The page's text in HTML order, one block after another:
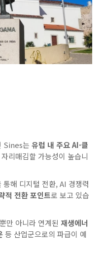
Sines는 유럽 내 주요 AI·클
리매김할 가능성이 높습니
해 디지털 전환, AI 경쟁력
적 전환 포인트로 보고 있습
만 아니라 연계된 재생에너
등 산업군으로의 파급이 예